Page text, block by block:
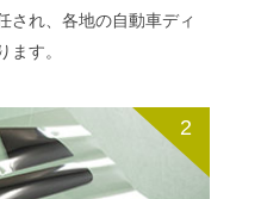
され、各地の自動車ディ
ます。
2